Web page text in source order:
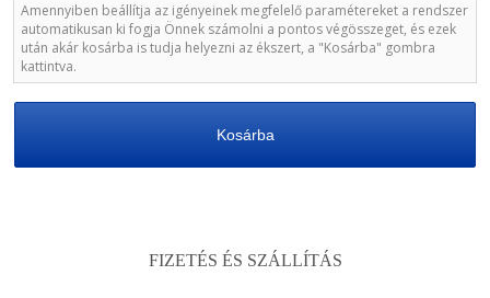
Amennyiben beállítja az igényeinek megfelelő paramétereket a rendszer
automatikusan ki fogja Önnek számolni a pontos végösszeget, és ezek
után akár kosárba is tudja helyezni az ékszert, a "Kosárba" gombra
kattintva.
Kosárba
FIZETÉS ÉS SZÁLLÍTÁS